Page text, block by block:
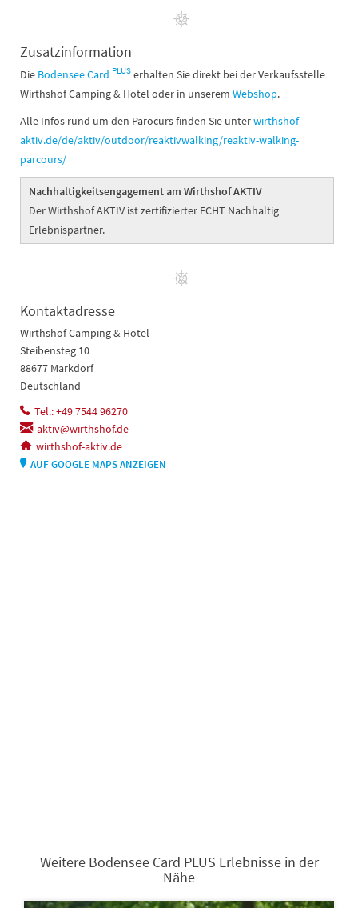
Zusatzinformation
Die Bodensee Card PLUS erhalten Sie direkt bei der Verkaufsstelle
Wirthshof Camping & Hotel oder in unserem Webshop.
Alle Infos rund um den Parocurs finden Sie unterwirthshof-
aktiv.de/de/aktiv/outdoor/reaktivwalking/reaktiv-walking-
parcours/
Nachhaltigkeitsengagement am Wirthshof AKTIV
Der Wirthshof AKTIV ist zertifizierter ECHT Nachhaltig
Erlebnispartner.
Kontaktadresse
Wirthshof Camping & Hotel
Steibensteg 10
88677 Markdorf
Deutschland
Tel.: +49 7544 96270
aktiv@wirthshof.de
wirthshof-aktiv.de
AUF GOOGLE MAPS ANZEIGEN
Weitere Bodensee Card PLUS Erlebnisse in der
Nähe